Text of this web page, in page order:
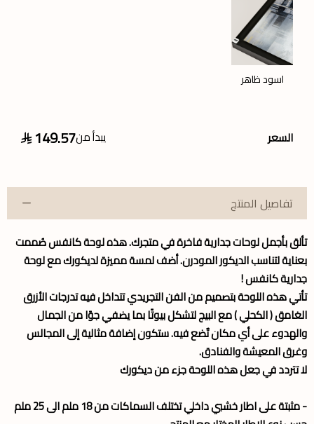
اسود ظاهر
السعر يبدأ من149.57
تفاصيل المنتج
تألق بأجمللوحات جداريةفاخرة في متجرك. هذهلوحة كانفسصُممت
بعناية لتناسب الديكور المودرن. أضف لمسة مميزة لديكورك مع لوحة
جدارية كانفس !
تأتي هذه اللوحة بتصميم من الفن التجريدي تتداخل فيه تدرجات الأزرق
الغامق ( الكحلي ) مع البيج لتشكل بيوتًا بما يضفي جوًا من الجمال
والهدوء على أي مكان تٌضع فيه. ستكون إضافة مثالية إلى المجالس
وغرق المعيشة والفنادق.
لا تتردد في جعل هذه اللوحة جزء من ديكورك
- مثبتة على اطار خشبي داخلي تختلف السماكات من 18 ملم الى 25 ملم